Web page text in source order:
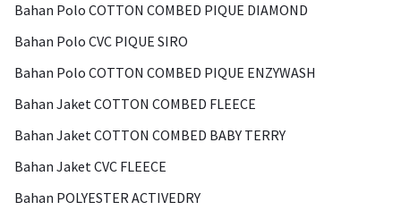
Bahan Polo COTTON COMBED PIQUE DIAMOND
Bahan Polo CVC PIQUE SIRO
Bahan Polo COTTON COMBED PIQUE ENZYWASH
Bahan Jaket COTTON COMBED FLEECE
Bahan Jaket COTTON COMBED BABY TERRY
Bahan Jaket CVC FLEECE
Bahan POLYESTER ACTIVEDRY